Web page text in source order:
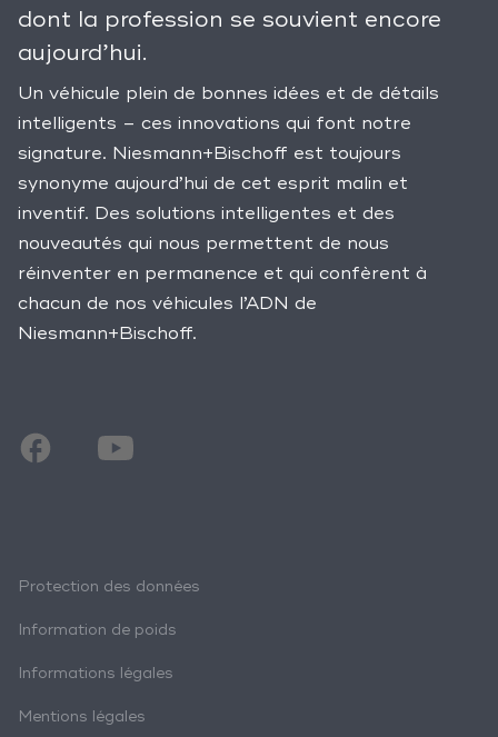
dont la profession se souvient encore
aujourd’hui.
Un véhicule plein de bonnes idées et de détails
intelligents – ces innovations qui font notre
signature. Niesmann+Bischoff est toujours
synonyme aujourd’hui de cet esprit malin et
inventif. Des solutions intelligentes et des
nouveautés qui nous permettent de nous
réinventer en permanence et qui confèrent à
chacun de nos véhicules l’ADN de
Niesmann+Bischoff.
Protection des données
Information de poids
Informations légales
Mentions légales